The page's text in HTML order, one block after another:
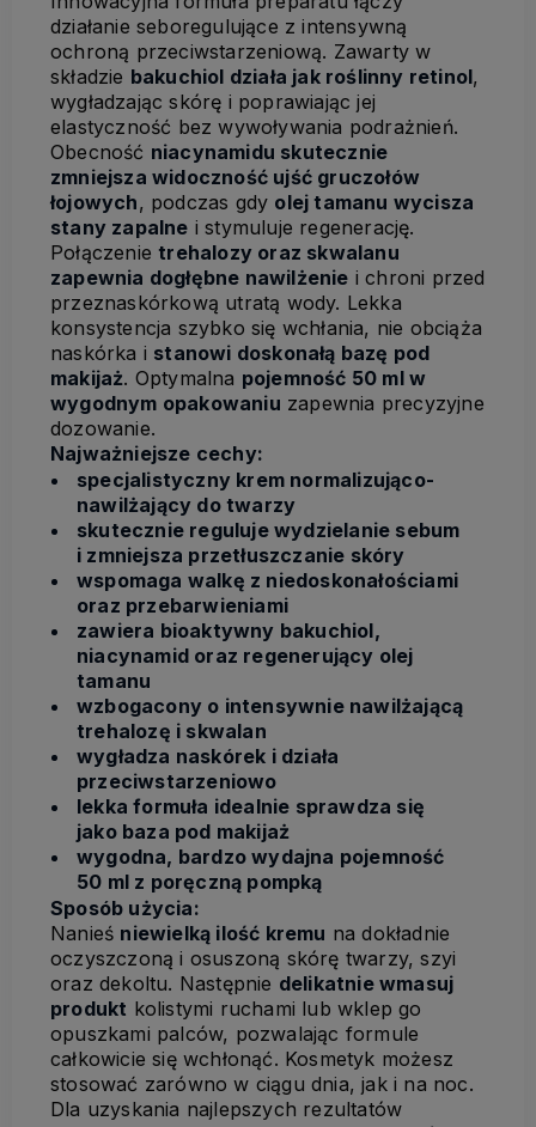
działanie seboregulujące z intensywną
ochroną przeciwstarzeniową. Zawarty w
składzie bakuchiol działa jak roślinny retinol,
wygładzając skórę i poprawiając jej
elastyczność bez wywoływania podrażnień.
Obecność niacynamidu skutecznie
zmniejsza widoczność ujść gruczołów
łojowych, podczas gdy olej tamanu wycisza
stany zapalne i stymuluje regenerację.
Połączenietrehalozy oraz skwalanu
zapewnia dogłębne nawilżenie i chroni przed
przeznaskórkową utratą wody. Lekka
konsystencja szybko się wchłania, nie obciąża
naskórka i stanowi doskonałą bazę pod
makijaż. Optymalna pojemność 50 ml w
wygodnym opakowaniu zapewnia precyzyjne
dozowanie.
Najważniejsze cechy:
specjalistyczny krem normalizująco-
nawilżający do twarzy
skutecznie reguluje wydzielanie sebum
i zmniejsza przetłuszczanie skóry
wspomaga walkę z niedoskonałościami
oraz przebarwieniami
zawiera bioaktywny bakuchiol,
niacynamid oraz regenerujący olej
tamanu
wzbogacony o intensywnie nawilżającą
trehalozę i skwalan
wygładza naskórek i działa
przeciwstarzeniowo
lekka formuła idealnie sprawdza się
jako baza pod makijaż
wygodna, bardzo wydajna pojemność
50 ml z poręczną pompką
Sposób użycia:
Nanieś niewielką ilość kremu na dokładnie
oczyszczoną i osuszoną skórę twarzy, szyi
oraz dekoltu. Następnie delikatnie wmasuj
produkt kolistymi ruchami lub wklep go
opuszkami palców, pozwalając formule
całkowicie się wchłonąć. Kosmetyk możesz
stosować zarówno w ciągu dnia, jak i na noc.
Dla uzyskania najlepszych rezultatów